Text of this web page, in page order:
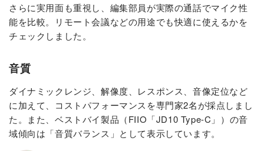
さらに実用面も重視し、編集部員が実際の通話でマイク性
能を比較。リモート会議などの用途でも快適に使えるかを
チェックしました。
音質
ダイナミックレンジ、解像度、レスポンス、音像定位など
に加えて、コストパフォーマンスを専門家2名が採点しまし
た。また、ベストバイ製品（FIIO「JD10 Type-C」）の音
域傾向は「音質バランス」として表示しています。